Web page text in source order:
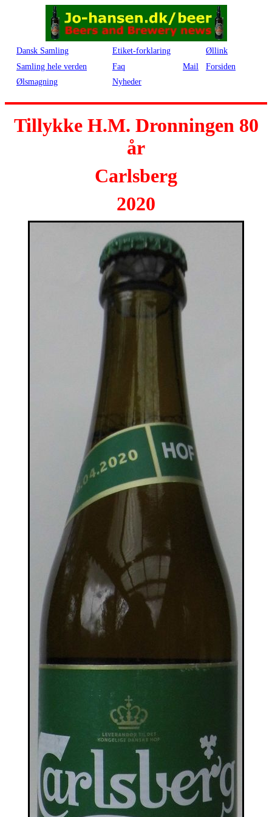
Dansk Samling Etiket-forklaring
Øllink
Samling hele verden
Faq Mail
Forsiden
Ølsmagning
Nyheder
Tillykke H.M. Dronningen 80
år
Carlsberg
2020